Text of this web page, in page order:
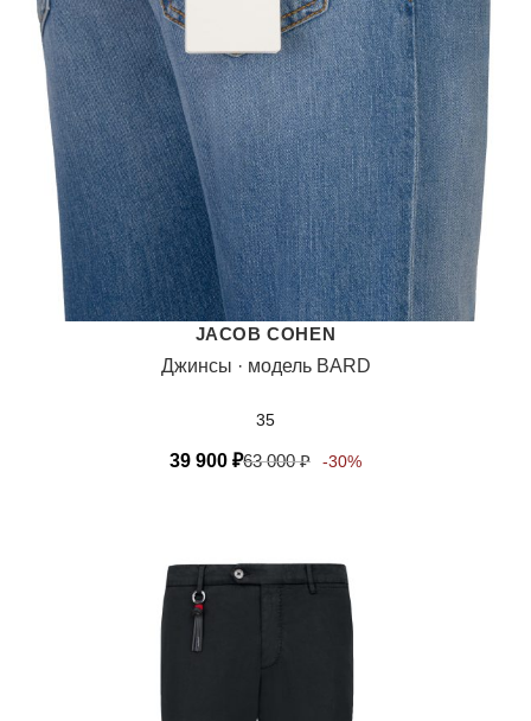
JACOB COHEN
Джинсы · модель BARD
35
39 900 ₽63 000₽ -30%